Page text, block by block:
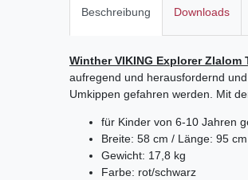
Beschreibung Downloads
Winther VIKING Explorer Zlalom
aufregend und herausfordernd
Umkippen gefahren werden. Mit
für Kinder von 6-10 Jahren
Breite: 58 cm / Länge: 95
Gewicht: 17,8 kg
Farbe: rot/schwarz